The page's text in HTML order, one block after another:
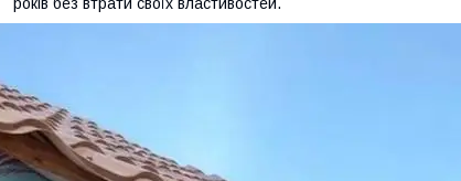
років без втрати своїх властивостей.